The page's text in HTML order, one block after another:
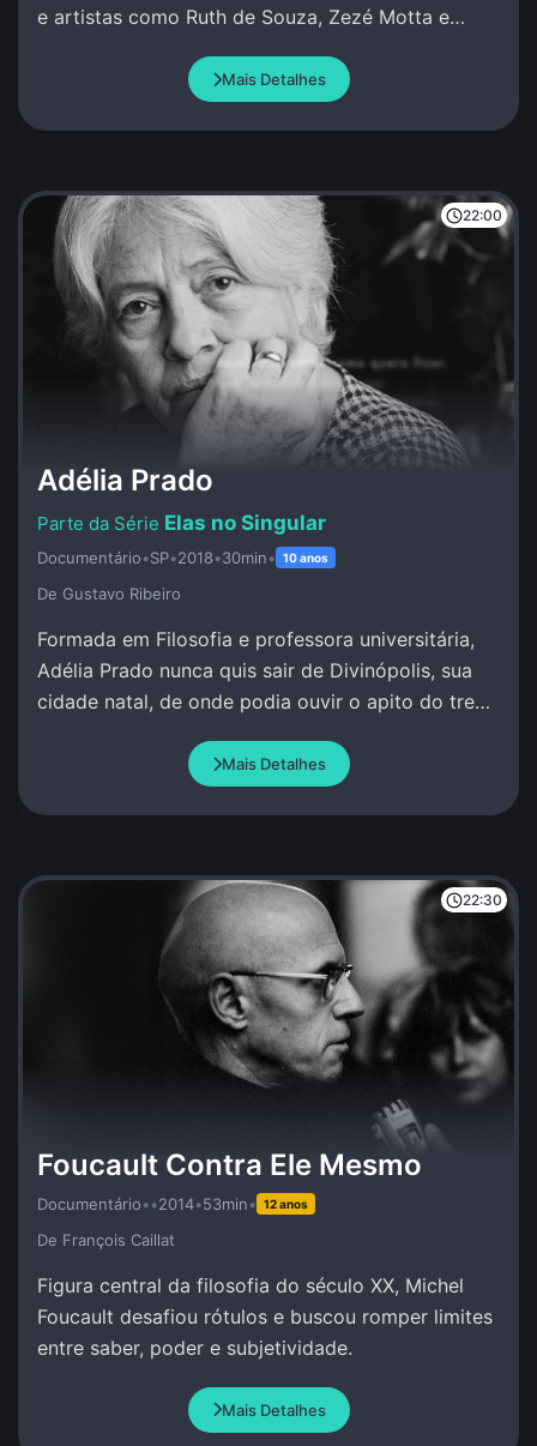
e artistas como Ruth de Souza, Zezé Motta e
Mais Detalhes
22:00
Adélia Prado
Elas no Singular
Documentário•SP•2018•30min• 10 anos
De Gustavo Ribeiro
Formada em Filosofia e professora universitária,
Adélia Prado nunca quis sair de Divinópolis, sua
cidade natal, de onde podia ouvir o apito do trem
Mais Detalhes
22:30
Foucault Contra Ele Mesmo
Documentário••2014•53min• 12 anos
De François Caillat
Figura central da filosofia do século XX, Michel
Foucault desafiou rótulos e buscou romper limites
entre saber, poder e subjetividade.
Mais Detalhes